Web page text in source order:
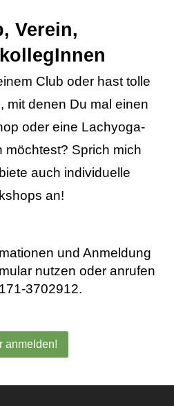
Verein,
Club oder hast tolle
mit denen Du mal einen
oder eine Lachyoga-
möchtest? Sprich mich
auch individuelle
an!
und Anmeldung
nutzen oder anrufen
3702912.
anmelden!